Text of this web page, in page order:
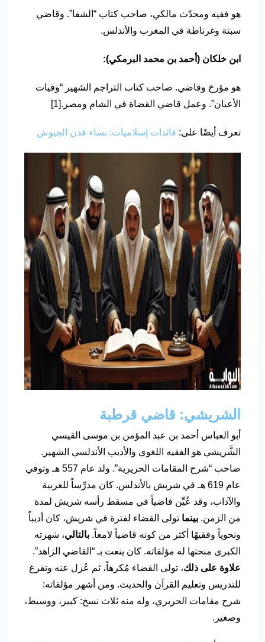
هو فقيه ومحدّث مالكي، صاحب كتاب “الشفا”. وقاضي
سبتة وغرناطة في المغرب والأندلس.
ابن خلكان (أحمد بن محمد البرمكي):
هو مؤرخ وقاضي. صاحب كتاب التراجم الشهير “وفيات
الأعيان”. وعمل قاضي القضاة في الشام ومصر.[1]
تعرف أيضًا على: قائدات إسلاميات: نساء قدن الجيوش
الشريشي: قاضي قرطبة
أبو العباس أحمد بن عبد المؤمن بن موسى القيسي
الشَّريشي هو الفقيه اللغوي والأديب الأندلسي الشهير.
صاحب “شرح المقامات الحريرية”. ولد عام 557 هـ وتوفي
عام 619 هـ في شريش بالأندلس. كان مدرِّساً للعربية
والآداب، وقد عُيِّن قاضياً في مسقط رأسه شريش لمدة
من الزمن. بينما تولى القضاء لفترة في شريش، كان أديباً
ونحوياً وفقيهًا أكثر من كونه قاضياً لامعاً. بالتالي، شهرته
الكبرى منحتها له مؤلفاته. كان ينعت بـ “القاضي الزاهد”.
علاوة على ذلك، تولى القضاء مُكرهاً، ثم عُزل عنه وتفرغ
للتدريس وتعليم القرآن والحديث. ومن أشهر مؤلفاته:
شرح مقامات الحريري، وله منه ثلاث نسخ: كبير، ووسيط،
وصغير.